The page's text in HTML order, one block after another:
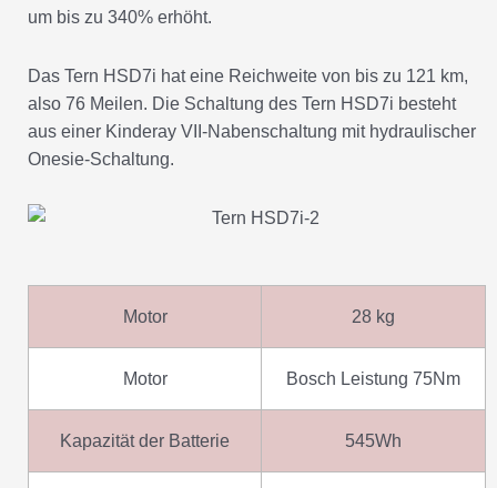
um bis zu 340% erhöht.
Das Tern HSD7i hat eine Reichweite von bis zu 121 km,
also 76 Meilen. Die Schaltung des Tern HSD7i besteht
aus einer Kinderay VII-Nabenschaltung mit hydraulischer
Onesie-Schaltung.
Motor 28 kg
Motor Bosch Leistung 75Nm
Kapazität der Batterie 545Wh